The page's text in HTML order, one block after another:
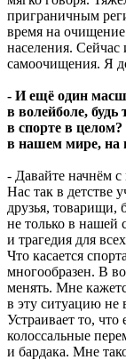
приграничным
время на
населения.
самоочищения. Я
- И ещё один
в волейболе,
в спорте в
в нашем мире, на
- Давайте начнём
Нас так в детстве
друзья, товарищи,
не только в нашей
и трагедия для
Что касается
многообразен. В
менять. Мне
в эту ситуацию не
Устраивает то, что
колоссальные
и бардака. Мне